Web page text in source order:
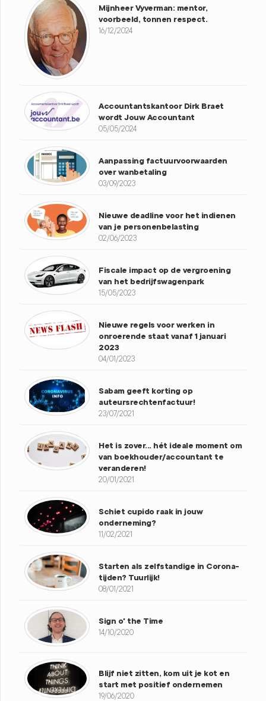
Mijnheer Vyverman: mentor,
voorbeeld, tonnen respect.
16/12/2024
Accountantskantoor Dirk Braet
wordt Jouw Accountant
05/05/2024
Aanpassing factuurvoorwaarden
over wanbetaling
03/09/2023
Nieuwe deadline voor het indienen
van je personenbelasting
02/06/2023
Fiscale impact op de vergroening
van het bedrijfswagenpark
15/05/2023
Nieuwe regels voor werken in
onroerende staat vanaf 1 januari
2023
04/01/2023
Sabam geeft korting op
auteursrechtenfactuur!
23/07/2021
Het is zover... hét ideale moment om
van boekhouder/accountant te
veranderen!
20/01/2021
Schiet cupido raak in jouw
onderneming?
11/02/2021
Starten als zelfstandige in Corona-
tijden? Tuurlijk!
08/01/2021
Sign o' the Time
14/10/2020
Blijf niet zitten, kom uit je kot en
start met positief ondernemen
19/06/2020